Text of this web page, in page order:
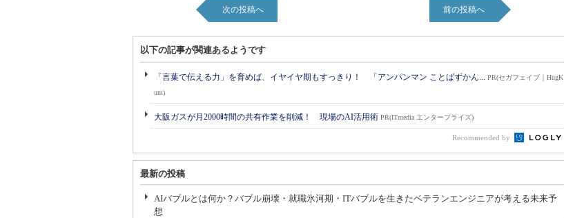
次の投稿へ 前の投稿へ
以下の記事が関連あるようです
「言葉で伝える力」を育めば、イヤイヤ期もすっきり！ 「アンパンマン ことばずかん... PR(セガフェイブ｜HugK
um)
大阪ガスが月2000時間の共有作業を削減！ 現場のAI活用術 PR(ITmedia エンタープライズ)
Recommended by
最新の投稿
AIバブルとは何か？バブル崩壊・就職氷河期・ITバブルを生きたベテランエンジニアが考える未来予
想